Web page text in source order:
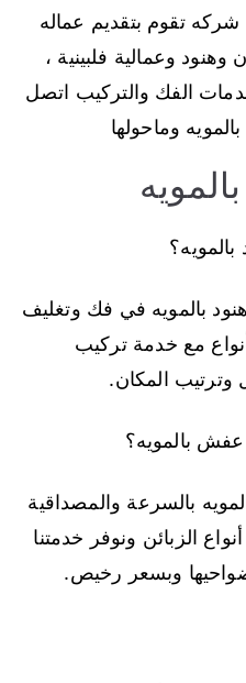
تقوم بتقديم عماله
وهنود وعمالية فلبينية ،
الفك والتركيب اتصل
وماحولها
بالمويه في فك وتغليف
مع خدمة تركيب
وترتيب المكان.
بالمويه؟
بالسرعة والمصداقية
الزبائن ونوفر خدمتنا
وبسعر رخيص.